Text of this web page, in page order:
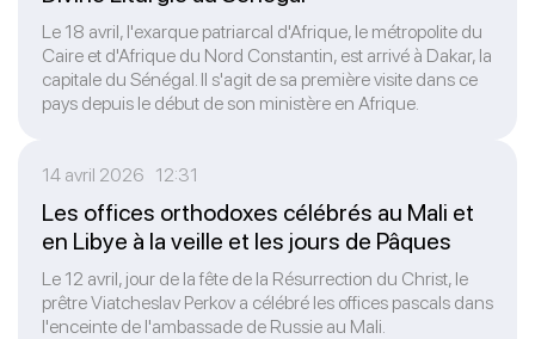
Le 18 avril, l'exarque patriarcal d'Afrique, le métropolite du
Caire et d'Afrique du Nord Constantin, est arrivé à Dakar, la
capitale du Sénégal. Il s'agit de sa première visite dans ce
pays depuis le début de son ministère en Afrique.
14 avril 2026 12:31
Les offices orthodoxes célébrés au Mali et
en Libye à la veille et les jours de Pâques
Le 12 avril, jour de la fête de la Résurrection du Christ, le
prêtre Viatcheslav Perkov a célébré les offices pascals dans
l'enceinte de l'ambassade de Russie au Mali.